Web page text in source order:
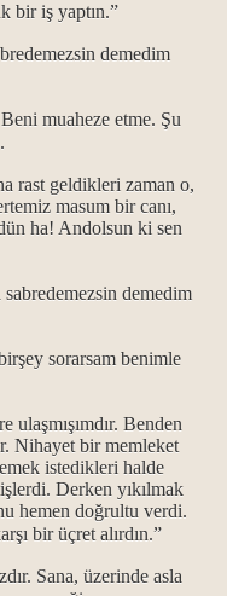
bir iş yaptın.”
demedim
muaheze etme. Şu
rast geldikleri zaman o,
masum bir canı,
ha! Andolsun ki sen
sabredemezsin demedim
sorarsam benimle
Benden
Nihayet bir memleket
istedikleri halde
Derken yıkılmak
hemen doğrultu verdi.
bir üçret alırdın.”
Sana, üzerinde asla